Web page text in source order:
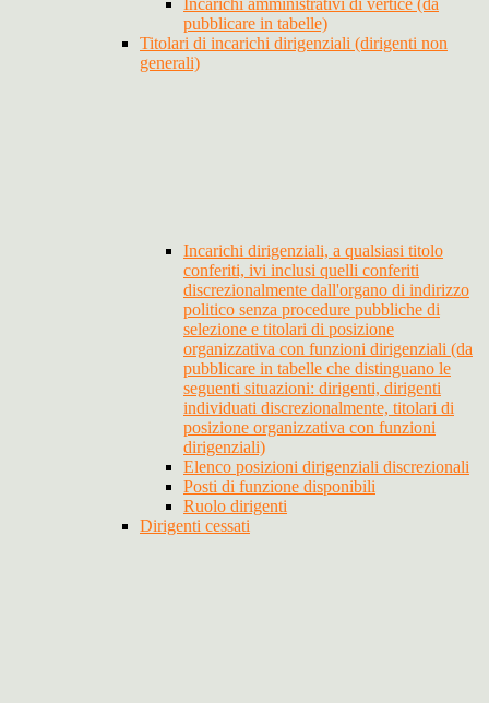
Incarichi amministrativi di vertice (da
pubblicare in tabelle)
Titolari di incarichi dirigenziali (dirigenti non
generali)
Incarichi dirigenziali, a qualsiasi titolo
conferiti, ivi inclusi quelli conferiti
discrezionalmente dall'organo di indirizzo
politico senza procedure pubbliche di
selezione e titolari di posizione
organizzativa con funzioni dirigenziali (da
pubblicare in tabelle che distinguano le
seguenti situazioni: dirigenti, dirigenti
individuati discrezionalmente, titolari di
posizione organizzativa con funzioni
dirigenziali)
Elenco posizioni dirigenziali discrezionali
Posti di funzione disponibili
Ruolo dirigenti
Dirigenti cessati